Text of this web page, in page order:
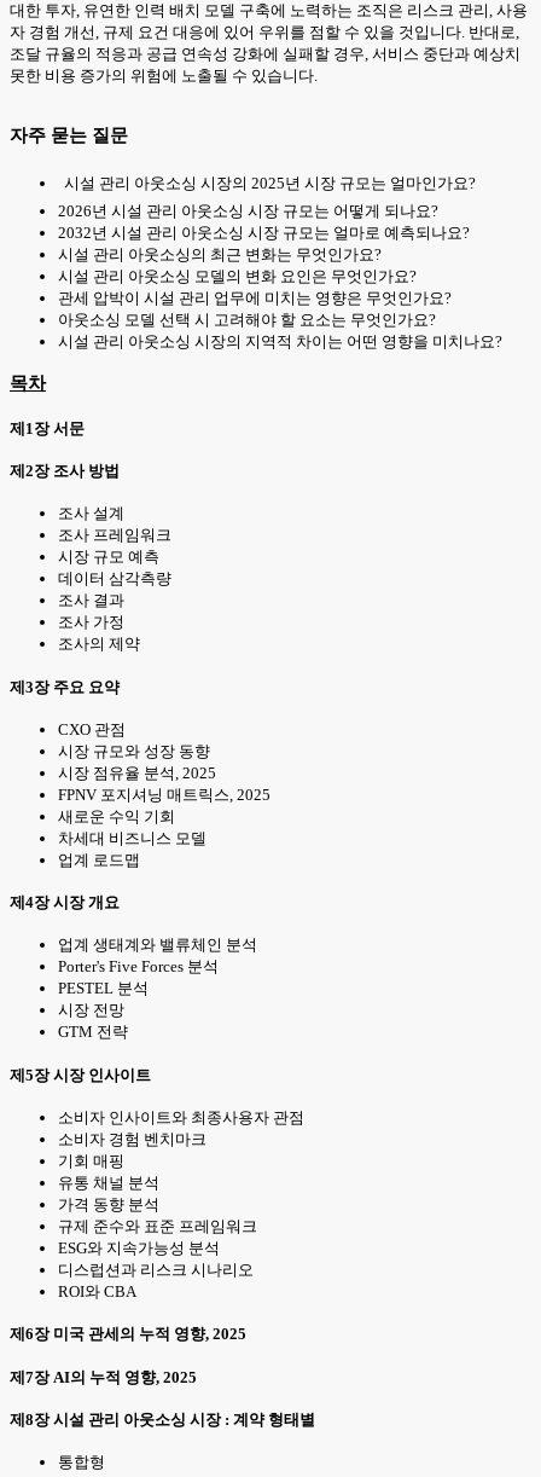
대한 투자, 유연한 인력 배치 모델 구축에 노력하는 조직은 리스크 관리, 사용
자 경험 개선, 규제 요건 대응에 있어 우위를 점할 수 있을 것입니다. 반대로,
조달 규율의 적응과 공급 연속성 강화에 실패할 경우, 서비스 중단과 예상치
못한 비용 증가의 위험에 노출될 수 있습니다.
자주 묻는 질문
시설 관리 아웃소싱 시장의 2025년 시장 규모는 얼마인가요?
2026년 시설 관리 아웃소싱 시장 규모는 어떻게 되나요?
2032년 시설 관리 아웃소싱 시장 규모는 얼마로 예측되나요?
시설 관리 아웃소싱의 최근 변화는 무엇인가요?
시설 관리 아웃소싱 모델의 변화 요인은 무엇인가요?
관세 압박이 시설 관리 업무에 미치는 영향은 무엇인가요?
아웃소싱 모델 선택 시 고려해야 할 요소는 무엇인가요?
시설 관리 아웃소싱 시장의 지역적 차이는 어떤 영향을 미치나요?
목차
제1장 서문
제2장 조사 방법
조사 설계
조사 프레임워크
시장 규모 예측
데이터 삼각측량
조사 결과
조사 가정
조사의 제약
제3장 주요 요약
CXO 관점
시장 규모와 성장 동향
시장 점유율 분석, 2025
FPNV 포지셔닝 매트릭스, 2025
새로운 수익 기회
차세대 비즈니스 모델
업계 로드맵
제4장 시장 개요
업계 생태계와 밸류체인 분석
Porter's Five Forces 분석
PESTEL 분석
시장 전망
GTM 전략
제5장 시장 인사이트
소비자 인사이트와 최종사용자 관점
소비자 경험 벤치마크
기회 매핑
유통 채널 분석
가격 동향 분석
규제 준수와 표준 프레임워크
ESG와 지속가능성 분석
디스럽션과 리스크 시나리오
ROI와 CBA
제6장 미국 관세의 누적 영향, 2025
제7장 AI의 누적 영향, 2025
제8장 시설 관리 아웃소싱 시장 : 계약 형태별
통합형